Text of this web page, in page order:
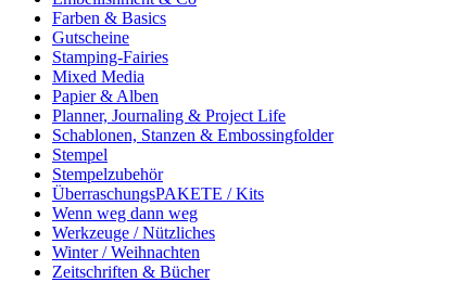
Farben & Basics
Gutscheine
Stamping-Fairies
Mixed Media
Papier & Alben
Planner, Journaling & Project Life
Schablonen, Stanzen & Embossingfolder
Stempel
Stempelzubehör
ÜberraschungsPAKETE / Kits
Wenn weg dann weg
Werkzeuge / Nützliches
Winter / Weihnachten
Zeitschriften & Bücher